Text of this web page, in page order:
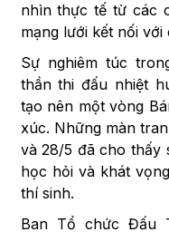
nhìn thực tế từ các
mạng lưới kết nối
Sự nghiêm túc
thần thi đấu nhiệt
tạo nên một vòng
xúc. Những màn
và 28/5 đã cho thấy
học hỏi và khát
thí sinh.
Ban Tổ chức Đấu